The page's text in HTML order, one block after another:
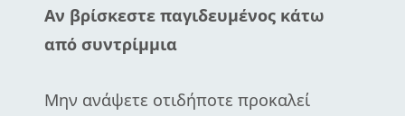
Αν βρίσκεστε παγιδευμένος κάτω
από συντρίμμια
Μην ανάψετε οτιδήποτε προκαλεί